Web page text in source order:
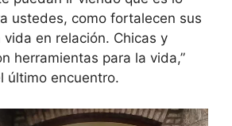
ustedes, como fortalecen sus
en relación. Chicas y
herramientas para la vida,”
último encuentro.